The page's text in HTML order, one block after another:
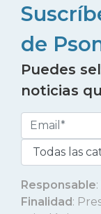
de
Puedes
noticias
Responsable
Finalidad: